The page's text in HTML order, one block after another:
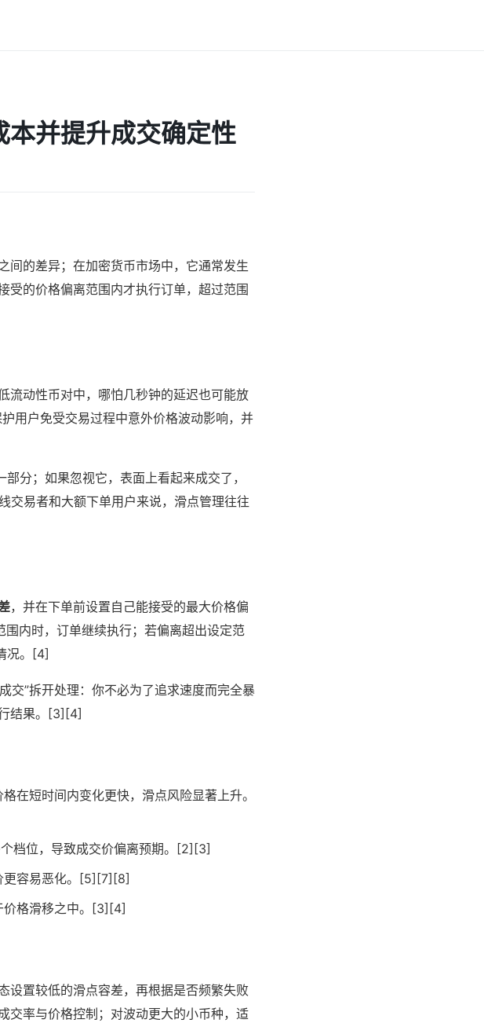
并提升成交确定性
间的差异；在加密货币市场中，它通常发生
受的价格偏离范围内才执行订单，超过范围
流动性币对中，哪怕几秒钟的延迟也可能放
用户免受交易过程中意外价格波动影响，并
分；如果忽视它，表面上看起来成交了，
易者和大额下单用户来说，滑点管理往往
，并在下单前设置自己能接受的最大价格偏
内时，订单继续执行；若偏离超出设定范
况。[4]
交”拆开处理：你不必为了追求速度而完全暴
结果。[3][4]
在短时间内变化更快，滑点风险显著上升。
档位，导致成交价偏离预期。[2][3]
更容易恶化。[5][7][8]
价格滑移之中。[3][4]
设置较低的滑点容差，再根据是否频繁失败
率与价格控制；对波动更大的小币种，适